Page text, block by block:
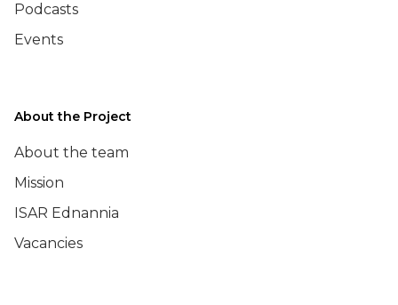
Podcasts
Events
About the Project
About the team
Mission
ISAR Ednannia
Vacancies